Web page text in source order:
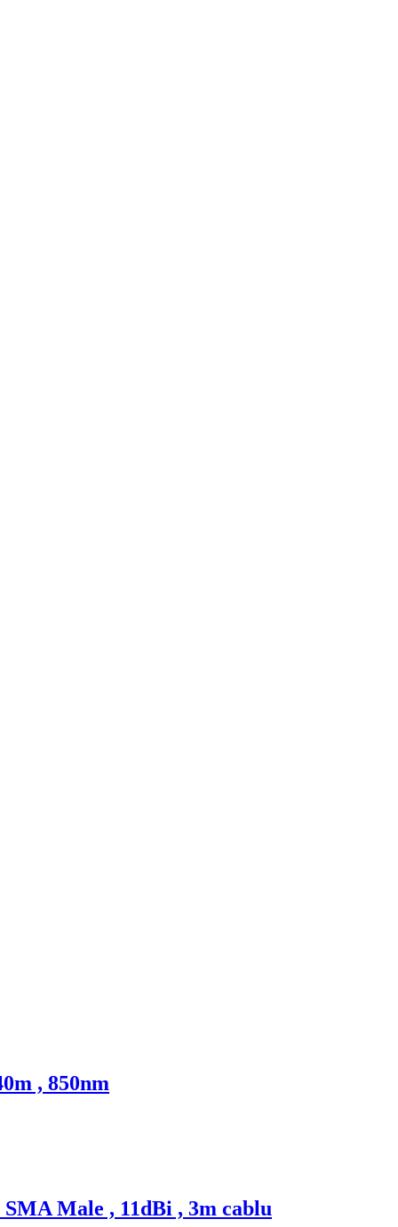
, 850nm
Male , 11dBi , 3m cablu